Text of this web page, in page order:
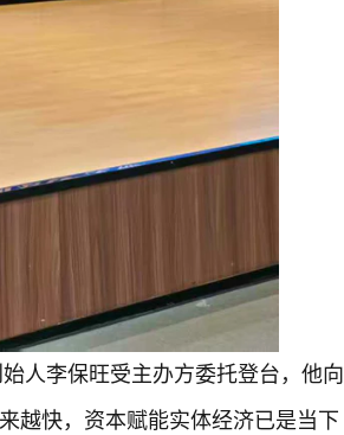
人李保旺受主办方委托登台，他向
越快，资本赋能实体经济已是当下